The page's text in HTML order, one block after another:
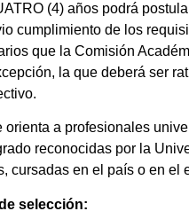
(4) años podrá
cumplimiento de los
que la Comisión
la que deberá ser
orienta a profesionales
reconocidas por la
cursadas en el país o en el
selección: